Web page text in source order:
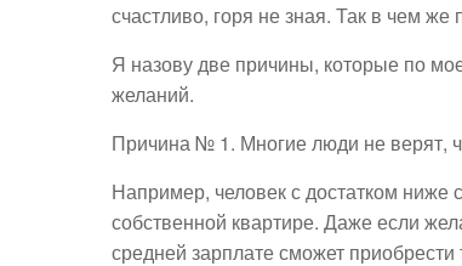
счастливо, горя не зная. Так в чем же
Я назову две причины, которые по
желаний.
Причина № 1. Многие люди не верят,
Например, человек с достатком ниже
собственной квартире. Даже если
средней зарплате сможет